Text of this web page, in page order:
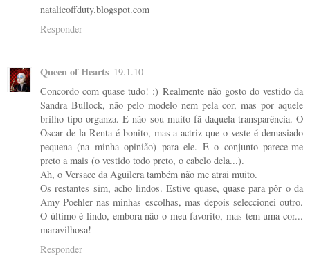
natalieoffduty.blogspot.com
Responder
Queen of Hearts 19.1.10
Concordo com quase tudo! :) Realmente não gosto do vestido da
Sandra Bullock, não pelo modelo nem pela cor, mas por aquele
brilho tipo organza. E não sou muito fã daquela transparência. O
Oscar de la Renta é bonito, mas a actriz que o veste é demasiado
pequena (na minha opinião) para ele. E o conjunto parece-me
preto a mais (o vestido todo preto, o cabelo dela...).
Ah, o Versace da Aguilera também não me atrai muito.
Os restantes sim, acho lindos. Estive quase, quase para pôr o da
Amy Poehler nas minhas escolhas, mas depois seleccionei outro.
O último é lindo, embora não o meu favorito, mas tem uma cor...
maravilhosa!
Responder